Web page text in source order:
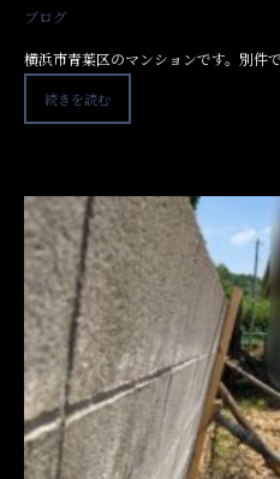
ブログ
横浜市青葉区のマンションです。別件
続きを読む